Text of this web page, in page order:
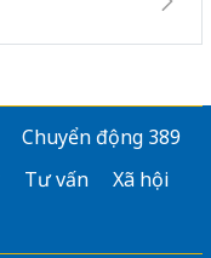
Chuyển động 389
Tư vấn
Xã hội